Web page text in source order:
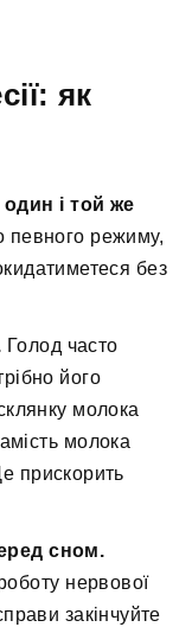
як
і той же
певного режиму,
без
Голод часто
його
молока
молока
прискорить
сном.
нервової
закінчуйте